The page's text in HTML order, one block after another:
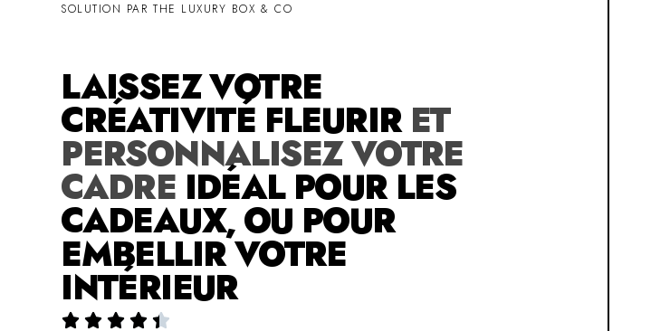
SOLUTION PAR THE LUXURY BOX & CO
LAISSEZ VOTRE
CRÉATIVITÉ FLEURIR ET
PERSONNALISEZ VOTRE
CADRE IDÉAL POUR LES
CADEAUX, OU POUR
EMBELLIR VOTRE
INTÉRIEUR
    